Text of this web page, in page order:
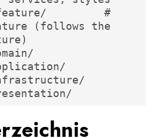
feature/         #
(follows the
presentation/